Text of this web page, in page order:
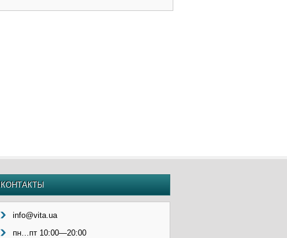
КОНТАКТЫ
info@vita.ua
пн…пт 10:00—20:00